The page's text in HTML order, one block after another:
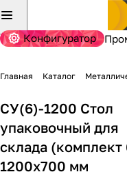
Конфигуратор
Главная Каталог
СУ(6)-1200 Стол
упаковочный для
склада (комплект
1200х700 мм